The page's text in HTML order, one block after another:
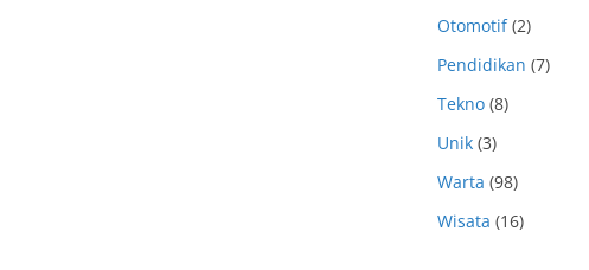
Otomotif(2)
Pendidikan (7)
Tekno (8)
Unik (3)
Warta (98)
Wisata (16)